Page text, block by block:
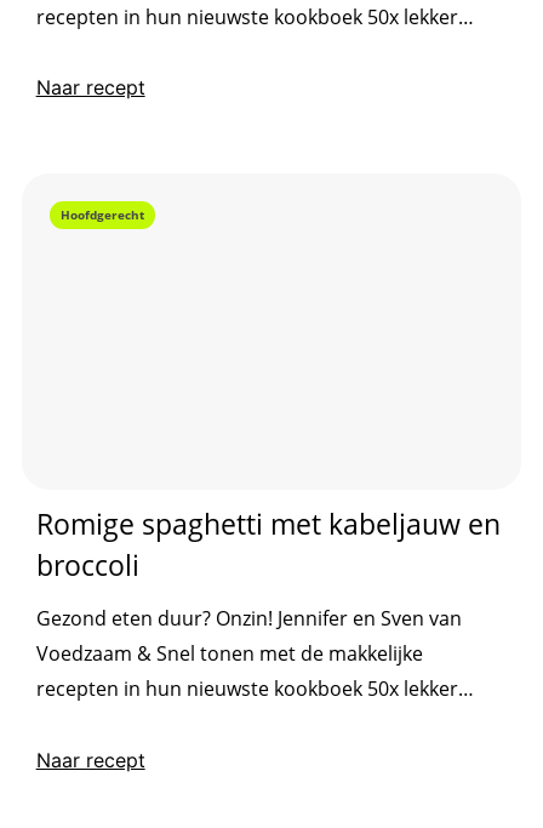
recepten in hun nieuwste kookboek 50x lekker
bewust koken ook nog eens ontzettend betaalbaar
Naar recept
Hoofdgerecht
Romige spaghetti met kabeljauw en
broccoli
Gezond eten duur? Onzin! Jennifer en Sven van
Voedzaam & Snel tonen met de makkelijke
recepten in hun nieuwste kookboek 50x lekker
bewust koken ook nog eens ontzettend betaalbaar
Naar recept